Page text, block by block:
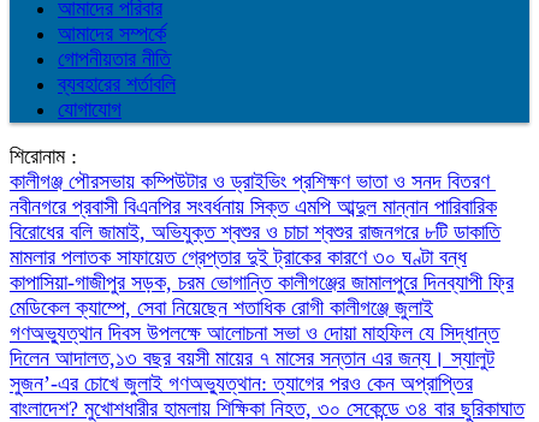
আমাদের পরিবার
আমাদের সম্পর্কে
গোপনীয়তার নীতি
ব্যবহারের শর্তাবলি
যোগাযোগ
শিরোনাম :
কালীগঞ্জ পৌরসভায় কম্পিউটার ও ড্রাইভিং প্রশিক্ষণ ভাতা ও সনদ বিতরণ
নবীনগরে প্রবাসী বিএনপির সংবর্ধনায় সিক্ত এমপি আব্দুল মান্নান পারিবারিক
বিরোধের বলি জামাই, অভিযুক্ত শ্বশুর ও চাচা শ্বশুর রাজনগরে ৮টি ডাকাতি
মামলার পলাতক সাফায়েত গ্রেপ্তার দুই ট্রাকের কারণে ৩০ ঘণ্টা বন্ধ
কাপাসিয়া-গাজীপুর সড়ক, চরম ভোগান্তি কালীগঞ্জের জামালপুরে দিনব্যাপী ফ্রি
মেডিকেল ক্যাম্পে, সেবা নিয়েছেন শতাধিক রোগী কালীগঞ্জে জুলাই
গণঅভ্যুত্থান দিবস উপলক্ষে আলোচনা সভা ও দোয়া মাহফিল যে সিদ্ধান্ত
দিলেন আদালত,১৩ বছর বয়সী মায়ের ৭ মাসের সন্তান এর জন্য।স্যালুট
সুজন’-এর চোখে জুলাই গণঅভ্যুত্থান: ত্যাগের পরও কেন অপ্রাপ্তির
বাংলাদেশ? মুখোশধারীর হামলায় শিক্ষিকা নিহত, ৩০ সেকেন্ডে ৩৪ বার ছুরিকাঘাত